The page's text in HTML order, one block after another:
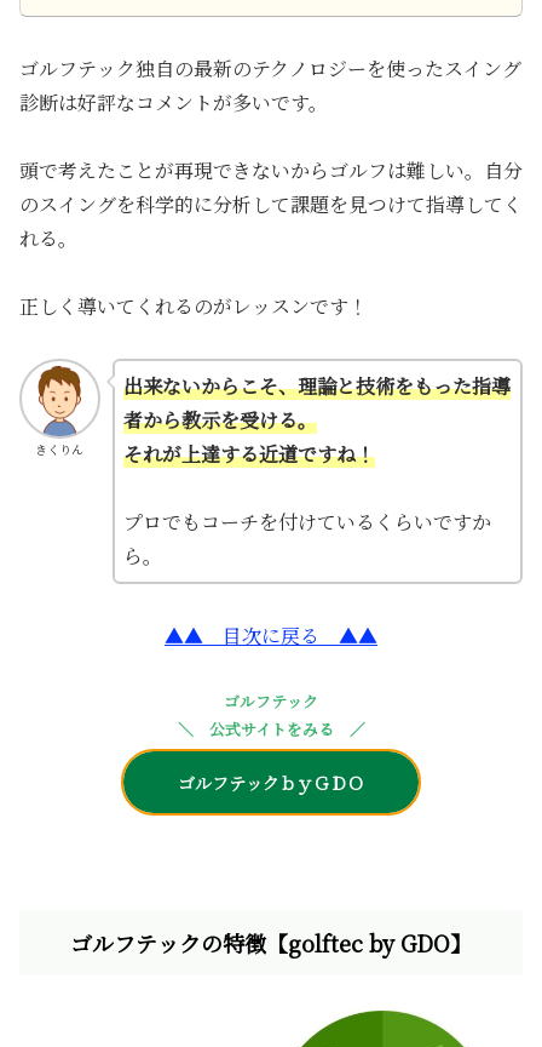
ゴルフテック独自の最新のテクノロジーを使ったスイング
診断は好評なコメントが多いです。
頭で考えたことが再現できないからゴルフは難しい。自分
のスイングを科学的に分析して課題を見つけて指導してく
れる。
正しく導いてくれるのがレッスンです！
きくりん
出来ないからこそ、理論と技術をもった指導
者から教示を受ける。
それが上達する近道ですね！
プロでもコーチを付けているくらいですか
ら。
▲▲ 目次に戻る ▲▲
ゴルフテック
＼ 公式サイトをみる ／
ゴルフテックｂｙＧＤＯ
ゴルフテックの特徴【golftec by GDO】